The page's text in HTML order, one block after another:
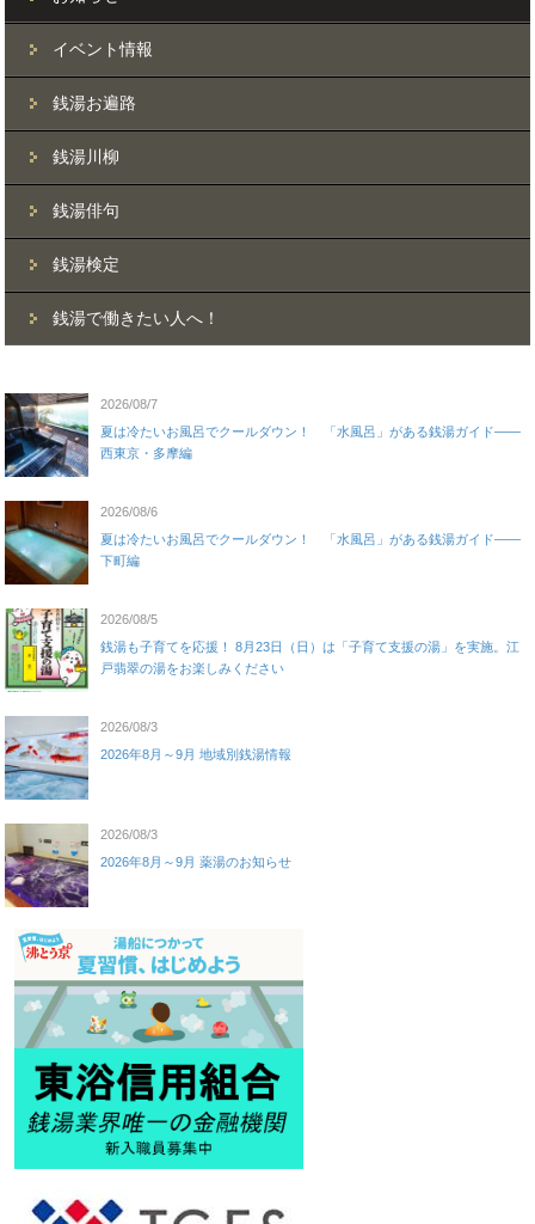
イベント情報
銭湯お遍路
銭湯川柳
銭湯俳句
銭湯検定
銭湯で働きたい人へ！
2026/08/7
夏は冷たいお風呂でクールダウン！ 「水風呂」がある銭湯ガイド——
西東京・多摩編
2026/08/6
夏は冷たいお風呂でクールダウン！ 「水風呂」がある銭湯ガイド——
下町編
2026/08/5
銭湯も子育てを応援！ 8月23日（日）は「子育て支援の湯」を実施。江
戸翡翠の湯をお楽しみください
2026/08/3
2026年8月～9月 地域別銭湯情報
2026/08/3
2026年8月～9月 薬湯のお知らせ